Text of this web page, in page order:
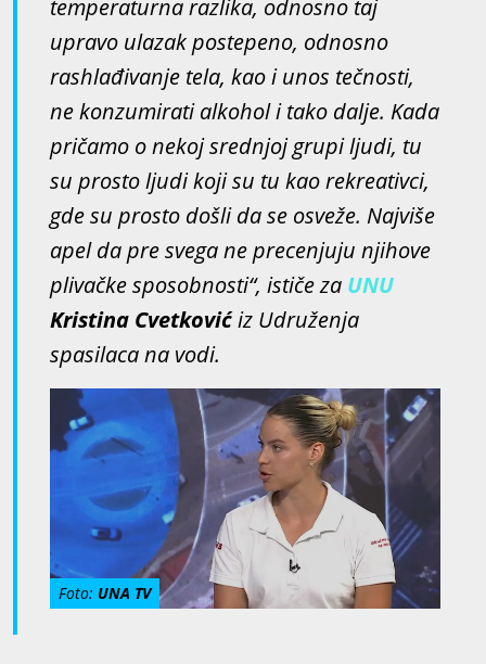
temperaturna razlika, odnosno taj
upravo ulazak postepeno, odnosno
rashlađivanje tela, kao i unos tečnosti,
ne konzumirati alkohol i tako dalje. Kada
pričamo o nekoj srednjoj grupi ljudi, tu
su prosto ljudi koji su tu kao rekreativci,
gde su prosto došli da se osveže. Najviše
apel da pre svega ne precenjuju njihove
plivačke sposobnosti“, ističe za UNU
Kristina Cvetkovićiz Udruženja
spasilaca na vodi.
Foto: UNA TV